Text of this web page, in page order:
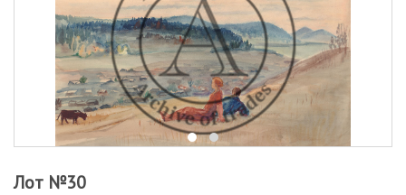
Лот №30